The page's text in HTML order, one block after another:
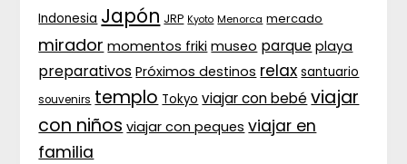
Indonesia Japón JRP Kyoto Menorca mercado
mirador momentos friki museo parque playa
preparativos Próximos destinos relax santuario
souvenirs templo Tokyo viajar con bebé viajar
con niños viajar con peques viajar en
familia